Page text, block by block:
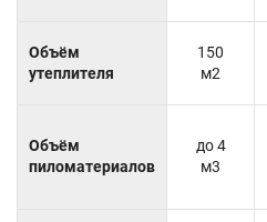
Объём
утеплителя
150
м2
Объём
пиломатериалов
до 4
м3